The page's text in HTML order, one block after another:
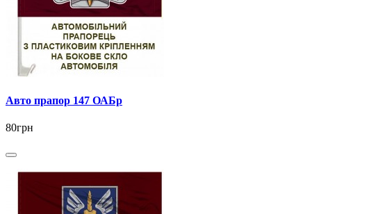
Авто прапор 147 ОАБр
80грн